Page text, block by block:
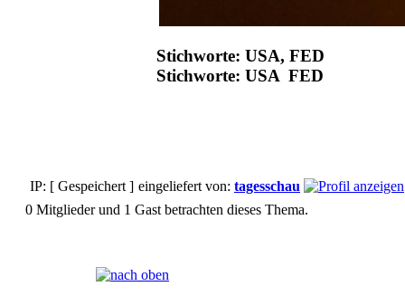
Stichworte: USA, FED
Stichworte: USA FED
IP: [ Gespeichert ] eingeliefert von: tagesschau
0 Mitglieder und 1 Gast betrachten dieses Thema.